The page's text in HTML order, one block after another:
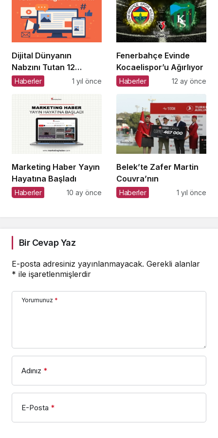
Dijital Dünyanın
Nabzını Tutan 12
Özgün Platform
Haberler 1 yıl önce
Fenerbahçe Evinde
Kocaelispor’u Ağırlıyor
Haberler 12 ay önce
Marketing Haber Yayın
Hayatına Başladı
Haberler 10 ay önce
Belek’te Zafer Martin
Couvra’nın
Haberler 1 yıl önce
Bir Cevap Yaz
E-posta adresiniz yayınlanmayacak. Gerekli alanlar
* ile işaretlenmişlerdir
Yorumunuz *
Adınız *
E-Posta *